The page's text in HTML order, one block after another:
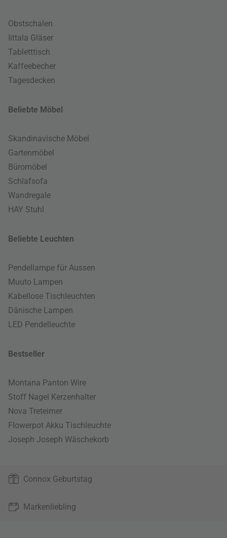
Obstschalen
Iittala Gläser
Tabletttisch
Kaffeebecher
Tagesdecken
Beliebte Möbel
Skandinavische Möbel
Gartenmöbel
Büromöbel
Schlafsofa
Wandregale
HAY Stuhl
Beliebte Leuchten
Pendellampe für Aussen
Muuto Lampen
Kabellose Tischleuchten
Dänische Lampen
LED Pendelleuchte
Bestseller
Montana Panton Wire
Stoff Nagel Kerzenhalter
Nova Treteimer
Flowerpot Akku Tischleuchte
Joseph Joseph Wäschekorb
Connox Geburtstag
Markenliebling